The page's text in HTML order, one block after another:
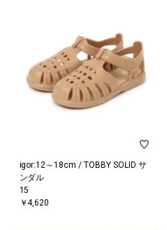
igor:12～18cm / TOBBY SOLID サ
ンダル
15
￥4,620